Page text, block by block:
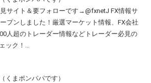
サイト＆要フォローです→@fxnetJ FX情報サ
プンしました！厳選マーケット情報、FX会社
人超のトレーダー情報などトレーダー必見の
ック！…
くまポンパパです）